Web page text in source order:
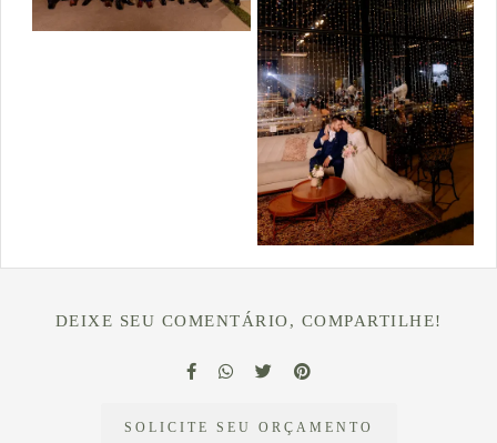
DEIXE SEU COMENTÁRIO, COMPARTILHE!
SOLICITE SEU ORÇAMENTO